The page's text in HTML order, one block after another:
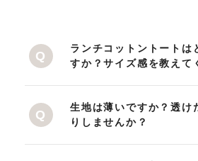
ランチコットントートは
すか？サイズ感を教えて
生地は薄いですか？透け
りしませんか？